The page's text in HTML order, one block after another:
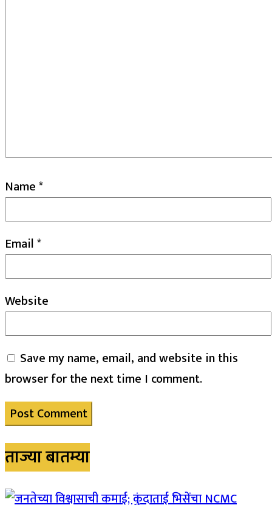
Name*
Email*
Website
Save my name, email, and website in this
browser for the next time I comment.
ताज्या बातम्या